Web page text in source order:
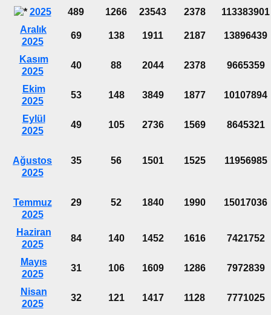
2025 489 1266 23543 2378
113383901
Aralık
2025
69 138 1911 2187 13896439
Kasım
2025
40 88 2044 2378 9665359
Ekim
2025
53 148 3849 1877 10107894
Eylül
2025
49 105 2736 1569 8645321
Ağustos
2025
35 56 1501 1525 11956985
Temmuz
2025
29 52 1840 1990 15017036
Haziran
2025
84 140 1452 1616 7421752
Mayıs
2025
31 106 1609 1286 7972839
Nisan
2025
32 121 1417 1128 7771025